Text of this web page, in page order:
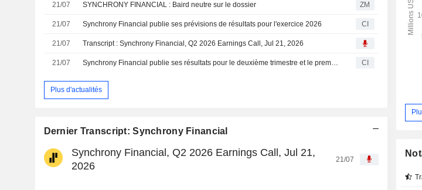
21/07 SYNCHRONY FINANCIAL : Baird neutre sur le dossier ZM
21/07 Synchrony Financial publie ses prévisions de résultats pour l'exercice 2026 CI
21/07 Transcript : Synchrony Financial, Q2 2026 Earnings Call, Jul 21, 2026
21/07 Synchrony Financial publie ses résultats pour le deuxième trimestre et le premier semestre clos le 30 juin 2026 CI
Plus d'actualités
Dernier Transcript: Synchrony Financial
Synchrony Financial, Q2 2026 Earnings Call, Jul 21,
2026
21/07